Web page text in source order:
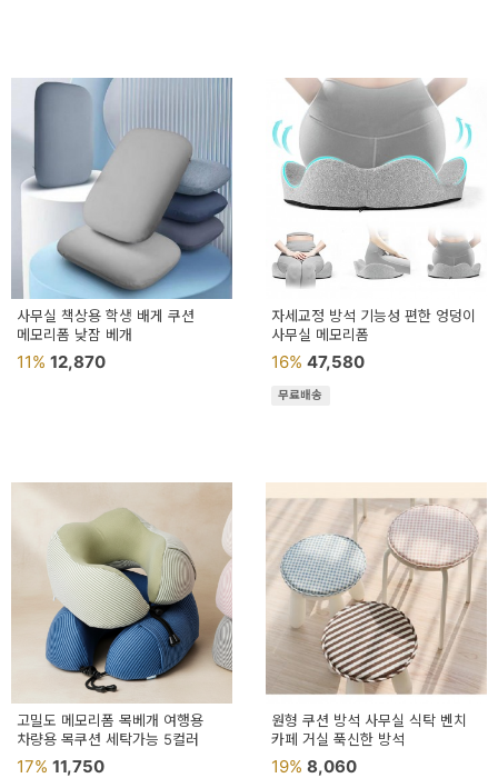
기
트
기
획
사무실 책상용 학생 배게 쿠션
메모리폼 낮잠 베개
11% 12,870
자세교정 방석 기능성 편한 엉덩이
사무실 메모리폼
16% 47,580
무료배송
고밀도 메모리폼 목베개 여행용
차량용 목쿠션 세탁가능 5컬러
17% 11,750
원형 쿠션 방석 사무실 식탁 벤치
카페 거실 푹신한 방석
19% 8,060